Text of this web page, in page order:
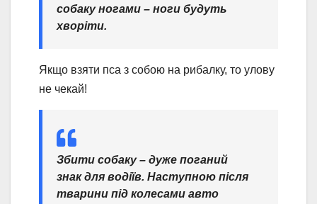
собаку ногами – ноги будуть
хворіти.
Якщо взяти пса з собою на рибалку, то улову
не чекай!
Збити собаку – дуже поганий
знак для водіїв. Наступною після
тварини під колесами авто